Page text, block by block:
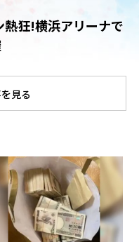
狂!横浜アリーナで
見る